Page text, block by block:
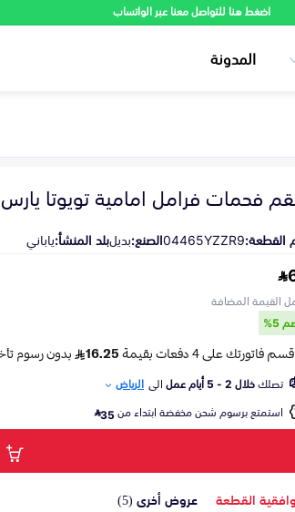
اضغط هنا للتواصل معنا عبر الواتساب
المدونة
فحمات فرامل امامية تويوتا يارس 2014-2022
القطعة:04465YZZR9الصنع:بديلبلد المنشأ:ياباني
القيمة المضافة
تصلكخلال 2 - 5 أيام عمل الى الرياض
استمتع برسوم شحن مخفضة ابتداء من35
القطعة عروض أخرى (5)